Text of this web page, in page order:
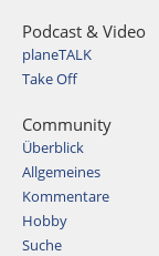
Podcast & Video
planeTALK
Take Off
Community
Überblick
Allgemeines
Kommentare
Hobby
Suche